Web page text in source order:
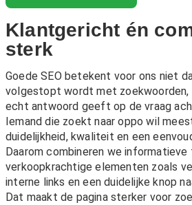
Klantgericht én
sterk
Goede SEO betekent voor ons niet
volgestopt wordt met zoekwoorden,
echt antwoord geeft op de vraag
Iemand die zoekt naar oppo wil
duidelijkheid, kwaliteit en een
Daarom combineren we
verkoopkrachtige elementen zoals
interne links en een duidelijke knop
Dat maakt de pagina sterker voor